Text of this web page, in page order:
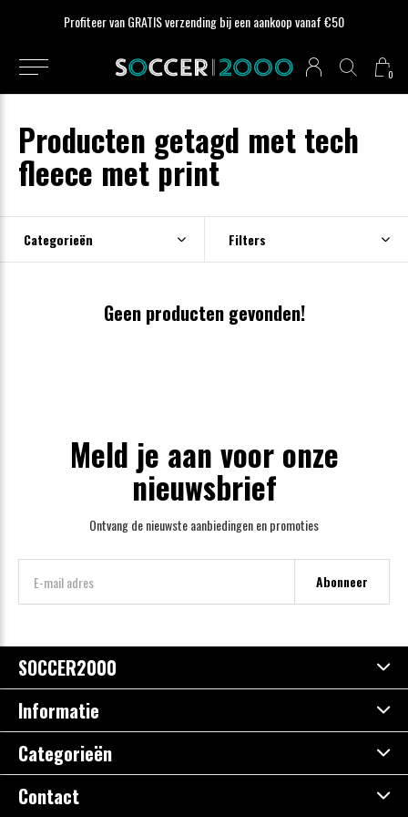
0
Profiteer van GRATIS verzending bij een aankoop vanaf €50
Producten getagd met tech
fleece met print
Categorieën Filters
Geen producten gevonden!
Meld je aan voor onze
nieuwsbrief
Ontvang de nieuwste aanbiedingen en promoties
Abonneer
SOCCER2000
Informatie
Categorieën
Contact